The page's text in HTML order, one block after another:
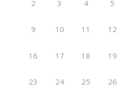
2 3 4 5
9 10 11 12
16 17 18 19
23 24 25 26